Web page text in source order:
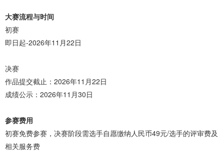
大赛流程与时间
初赛
即日起-2026年11月22日
决赛
作品提交截止：2026年11月22日
成绩公示：2026年11月30日
参赛费用
初赛免费参赛，决赛阶段需选手自愿缴纳人民币49元/选手的评审费及
相关服务费